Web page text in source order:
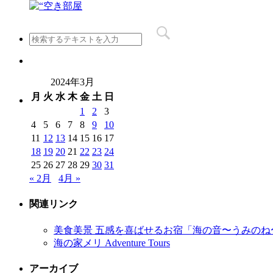
2024年3月
月 火 水 木 金 土 日
1
2
3
4
5 6 7 8 9
10
11 12 13 14 15 16 17
18 19 20 21 22 23 24
25 26 27 28 29 30 31
« 2月
4月 »
関連リンク
美食美景 五感を喜ばせるお宿「海の音〜うみのね
海の家メリ Adventure Tours
アーカイブ